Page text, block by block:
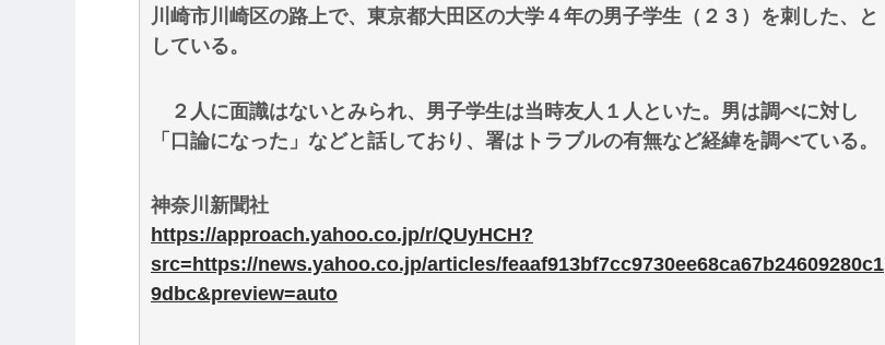
川崎市川崎区の路上で、東京都大田区の大学４年の男子学生（２３）を刺した、と
している。
２人に面識はないとみられ、男子学生は当時友人１人といた。男は調べに対し
「口論になった」などと話しており、署はトラブルの有無など経緯を調べている。
神奈川新聞社
https://approach.yahoo.co.jp/r/QUyHCH?
src=https://news.yahoo.co.jp/articles/feaaf913bf7cc9730ee68ca67b24609280c1
9dbc&preview=auto